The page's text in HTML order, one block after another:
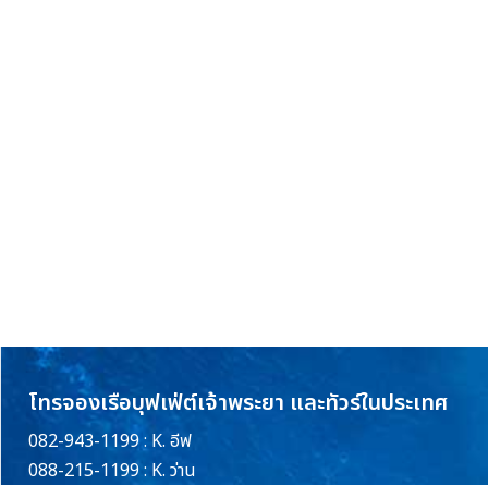
โทรจองเรือบุฟเฟ่ต์เจ้าพระยา และทัวร์ในประเทศ
082-943-1199 : K. อีฟ
088-215-1199 : K. ว่าน